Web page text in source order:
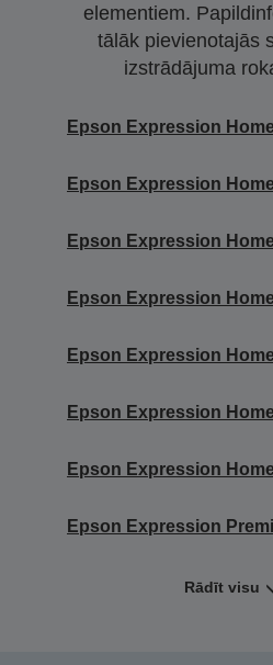
elementiem.
tālāk pievienotajās
izstrādājuma
Epson Expression
Epson Expression
Epson Expression
Epson Expression
Epson Expression
Epson Expression
Epson Expression
Epson Expression
Rādīt visu